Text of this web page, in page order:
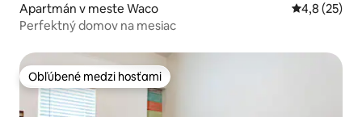
Apartmán v meste Waco Priemerné
4,8 (25)
Perfektný domov na mesiac
Obľúbené medzi hosťami
Obľúbené medzi hosťami